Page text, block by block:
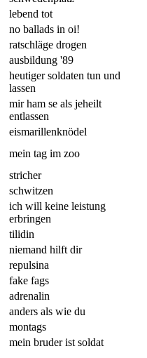
lebend tot
no ballads in oi!
ratschläge drogen
ausbildung '89
heutiger soldaten tun und
lassen
mir ham se als jeheilt
entlassen
eismarillenknödel
mein tag im zoo
stricher
schwitzen
ich will keine leistung
erbringen
tilidin
niemand hilft dir
repulsina
fake fags
adrenalin
anders als wie du
montags
mein bruder ist soldat